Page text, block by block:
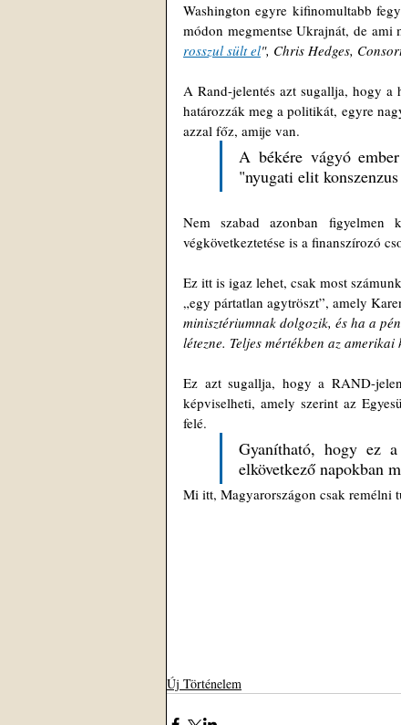
Washington egyre kifinomultabb
módon megmentse Ukrajnát, de ami
rosszul sült el", Chris Hedges,
A Rand-jelentés azt sugallja, hogy a
határozzák meg a politikát, egyre
azzal főz, amije van.
A békére vágyó
"nyugati elit
Nem szabad azonban
végkövetkeztetése is a finanszírozó
Ez itt is igaz lehet, csak most
„egy pártatlan agytröszt”, amely
minisztériumnak dolgozik, és ha a
létezne. Teljes mértékben az
Ez azt sugallja, hogy a RAND-
képviselheti, amely szerint az
felé.
Gyanítható, hogy ez
elkövetkező napokban
Mi itt, Magyarországon csak remélni
Új Történelem